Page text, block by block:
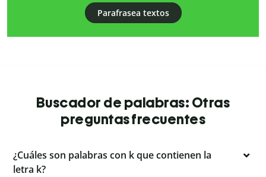
Parafrasea textos
Buscador de palabras: Otras
preguntas frecuentes
¿Cuáles son palabras con k que contienen la
letra k?